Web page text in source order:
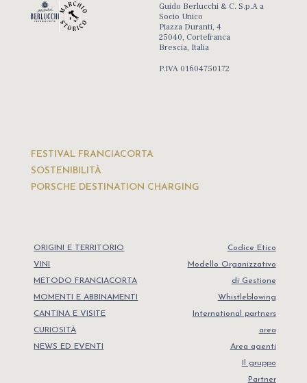
Guido Berlucchi & C. S.p.A a
Socio Unico
Piazza Duranti, 4
25040, Cortefranca
Brescia, Italia
P.IVA 01604750172
FESTIVAL FRANCIACORTA
SOSTENIBILITÀ
PORSCHE DESTINATION CHARGING
ORIGINI E TERRITORIO
VINI
METODO FRANCIACORTA
MOMENTI E ABBINAMENTI
CANTINA E VISITE
CURIOSITÀ
NEWS ED EVENTI
Codice Etico
Modello Organizzativo
di Gestione
Whistleblowing
International partners
area
Area agenti
Il gruppo
Partner